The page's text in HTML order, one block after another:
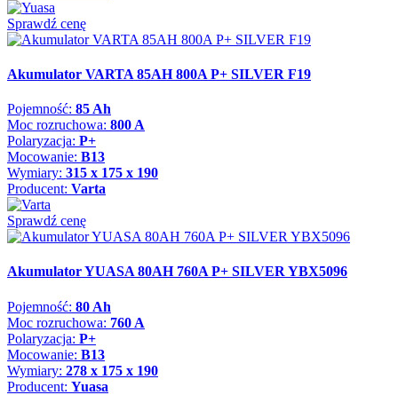
Sprawdź cenę
Akumulator VARTA 85AH 800A P+ SILVER F19
Pojemność: 85 Ah
Moc rozruchowa: 800 A
Polaryzacja: P+
Mocowanie: B13
Wymiary: 315 x 175 x 190
Producent: Varta
Sprawdź cenę
Akumulator YUASA 80AH 760A P+ SILVER YBX5096
Pojemność: 80 Ah
Moc rozruchowa: 760 A
Polaryzacja: P+
Mocowanie: B13
Wymiary: 278 x 175 x 190
Producent: Yuasa